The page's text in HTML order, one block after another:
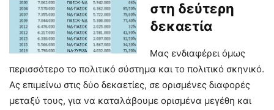
στη δεύτερη
δεκαετία
Μας ενδιαφέρει όμως
περισσότερο το πολιτικό σύστημα και το πολιτικό σκηνικό.
Ας επιμείνω στις δύο δεκαετίες, σε ορισμένες διαφορές
μεταξύ τους, για να καταλάβουμε ορισμένα μεγέθη και